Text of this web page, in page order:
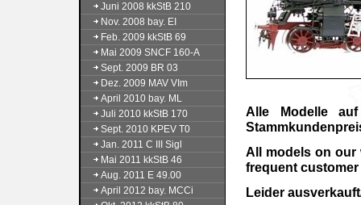
Juni 2008 kkStB 210
Nov. 2008 bay. EI
Feb. 2009 kkStB 69
Mai 2009 SNCF 160-A
Sept. 2009 BR 03
Dez. 2009 MAV VIm
April 2010 bay. ML
Juli 2010 kkStB 170
Sept. 2010 KPEV T0
Jan. 2011 C III Sigl
Mai 2011 kkStB 46
Aug. 2011 E 49.00
April 2012 bay. MCCi
Alle Modelle
All models on our
frequent
Leider